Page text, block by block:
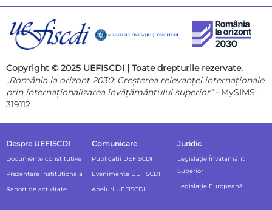
Copyright © 2025 UEFISCDI | Toate drepturile rezervate.
„România la orizont 2030: Creșterea relevanței internaționale
prin internaționalizarea învățământului superior”- MySIMS:
319112
Despre UEFISCDI
Documente constitutive
Prezentare instituțională
Raport de activitate
Comunicare
Publicații UEFISCDI
Evenimente UEFISCDI
Apeluri UEFISCDI
Juridic
Legislație Învățământ
Superior
Legislație Europeană